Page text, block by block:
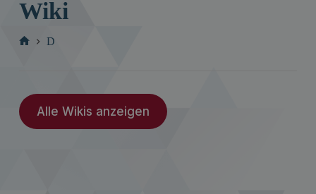
Wiki
D
Alle Wikis anzeigen